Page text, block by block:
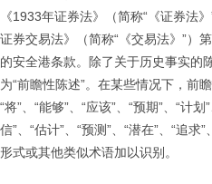
《1933年证券法》（简称“《证券法
证券交易法》（简称“《交易法》”）
的安全港条款。除了关于历史事实的
为“前瞻性陈述”。在某些情况下，前瞻
“将”、“能够”、“应该”、“预期”、“计划
信”、“估计”、“预测”、“潜在”、“追求
形式或其他类似术语加以识别。